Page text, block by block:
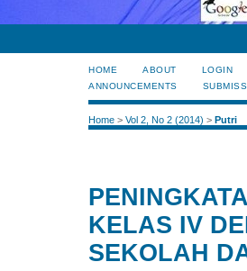
HOME ABOUT LOGIN
ANNOUNCEMENTS
Home > Vol 2, No 2 (2014) > Putri
KELAS IV
SEKOLAH